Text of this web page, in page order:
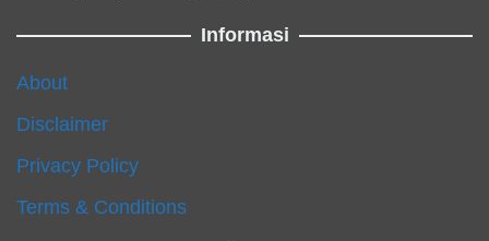
Informasi
About
Disclaimer
Privacy Policy
Terms & Conditions